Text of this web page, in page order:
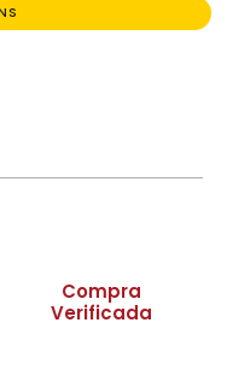
Compra
Verificada